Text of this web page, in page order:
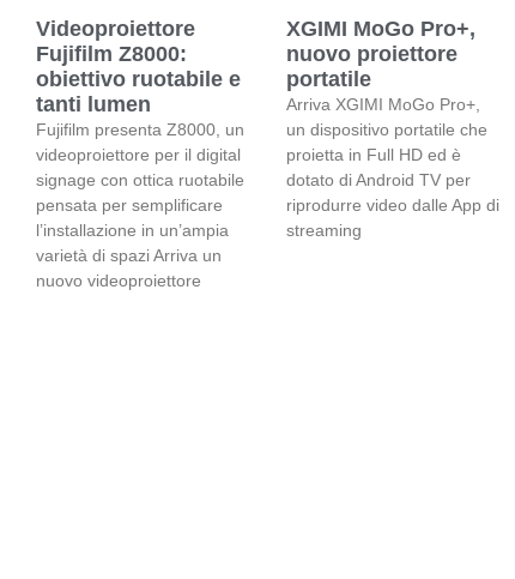
Videoproiettore
Fujifilm Z8000:
obiettivo ruotabile e
tanti lumen
Fujifilm presenta Z8000, un
videoproiettore per il digital
signage con ottica ruotabile
pensata per semplificare
l’installazione in un’ampia
varietà di spazi Arriva un
nuovo videoproiettore
XGIMI MoGo Pro+,
nuovo proiettore
portatile
Arriva XGIMI MoGo Pro+,
un dispositivo portatile che
proietta in Full HD ed è
dotato di Android TV per
riprodurre video dalle App di
streaming